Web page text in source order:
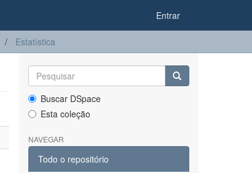
Entrar
Estatística
Buscar DSpace
Esta coleção
NAVEGAR
Todo o repositório